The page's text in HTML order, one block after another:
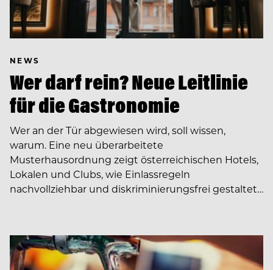
NEWS
Wer darf rein? Neue Leitlinie
für die Gastronomie
Wer an der Tür abgewiesen wird, soll wissen,
warum. Eine neu überarbeitete
Musterhausordnung zeigt österreichischen Hotels,
Lokalen und Clubs, wie Einlassregeln
nachvollziehbar und diskriminierungsfrei gestaltet…